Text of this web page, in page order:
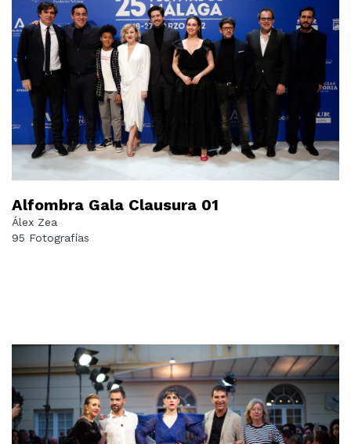
Alfombra Gala Clausura 01
Álex Zea
95 Fotografías